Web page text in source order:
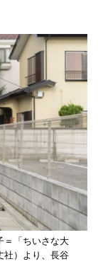
＝「ちいさな大
社）より、長谷